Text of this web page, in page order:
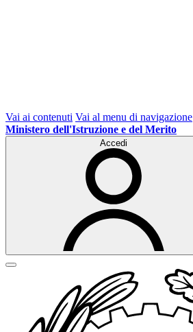
Vai ai contenuti Vai al menu di navigazione
Ministero dell'Istruzione e del Merito
Accedi